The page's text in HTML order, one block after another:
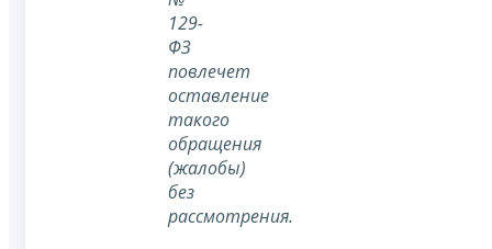
129-
ФЗ
повлечет
оставление
такого
обращения
(жалобы)
без
рассмотрения.